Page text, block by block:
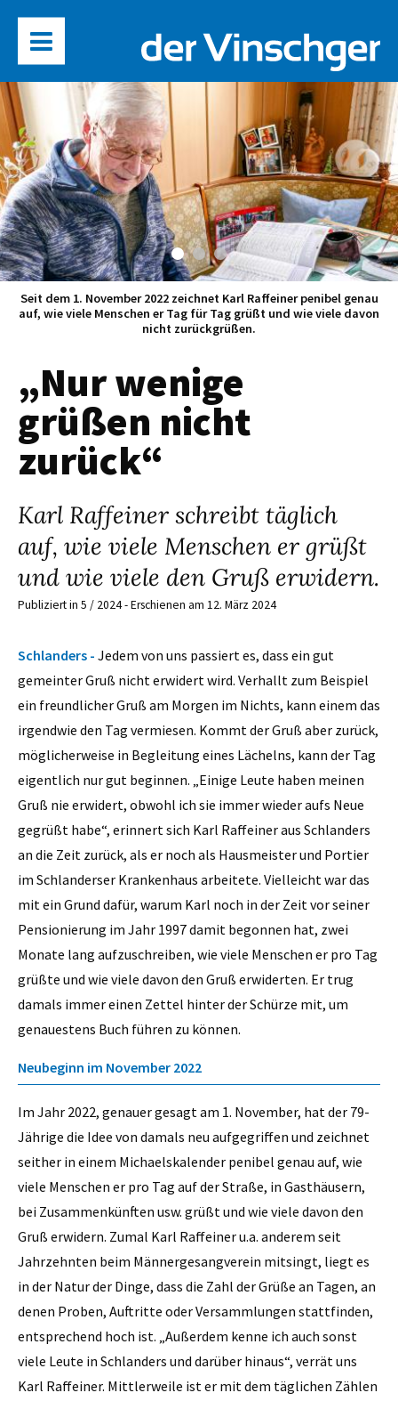
Seit dem 1. November 2022 zeichnet Karl Raffeiner penibel genau
auf, wie viele Menschen er Tag für Tag grüßt und wie viele davon
nicht zurückgrüßen.
„Nur wenige
grüßen nicht
zurück“
Karl Raffeiner schreibt täglich
auf, wie viele Menschen er grüßt
und wie viele den Gruß erwidern.
Publiziert in 5 / 2024 - Erschienen am 12. März 2024
Schlanders - Jedem von uns passiert es, dass ein gut
gemeinter Gruß nicht erwidert wird. Verhallt zum Beispiel
ein freundlicher Gruß am Morgen im Nichts, kann einem das
irgendwie den Tag vermiesen. Kommt der Gruß aber zurück,
möglicherweise in Begleitung eines Lächelns, kann der Tag
eigentlich nur gut beginnen. „Einige Leute haben meinen
Gruß nie erwidert, obwohl ich sie immer wieder aufs Neue
gegrüßt habe“, erinnert sich Karl Raffeiner aus Schlanders
an die Zeit zurück, als er noch als Hausmeister und Portier
im Schlanderser Krankenhaus arbeitete. Vielleicht war das
mit ein Grund dafür, warum Karl noch in der Zeit vor seiner
Pensionierung im Jahr 1997 damit begonnen hat, zwei
Monate lang aufzuschreiben, wie viele Menschen er pro Tag
grüßte und wie viele davon den Gruß erwiderten. Er trug
damals immer einen Zettel hinter der Schürze mit, um
genauestens Buch führen zu können.
Neubeginn im November 2022
Im Jahr 2022, genauer gesagt am 1. November, hat der 79-
Jährige die Idee von damals neu aufgegriffen und zeichnet
seither in einem Michaelskalender penibel genau auf, wie
viele Menschen er pro Tag auf der Straße, in Gasthäusern,
bei Zusammenkünften usw. grüßt und wie viele davon den
Gruß erwidern. Zumal Karl Raffeiner u.a. anderem seit
Jahrzehnten beim Männergesangverein mitsingt, liegt es
in der Natur der Dinge, dass die Zahl der Grüße an Tagen, an
denen Proben, Auftritte oder Versammlungen stattfinden,
entsprechend hoch ist. „Außerdem kenne ich auch sonst
viele Leute in Schlanders und darüber hinaus“, verrät uns
Karl Raffeiner. Mittlerweile ist er mit dem täglichen Zählen